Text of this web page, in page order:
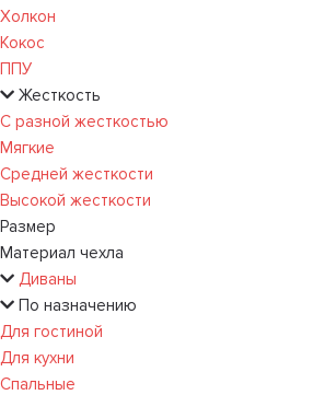
Холкон
Кокос
ППУ
Жесткость
С разной жесткостью
Мягкие
Средней жесткости
Высокой жесткости
Размер
Материал чехла
Диваны
По назначению
Для гостиной
Для кухни
Спальные